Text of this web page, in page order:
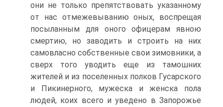
они не только препятствовать указанному
от нас отмежевыванию оных, воспрещая
посыланным для оного офицерам явною
смертию, но заводить и строить на них
самовласно собствен­ные свои зимовники, а
сверх того уводить еще из тамошних
жителей и из поселенных полков Гусарского
и Пикинерного, мужеска и женска пола
людей, коих всего и уведено в Запорожье